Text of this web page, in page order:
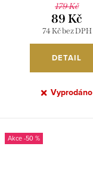
179 Kč
74 Kč bez DPH
89 Kč
DETAIL
Vyprodáno
-50 %